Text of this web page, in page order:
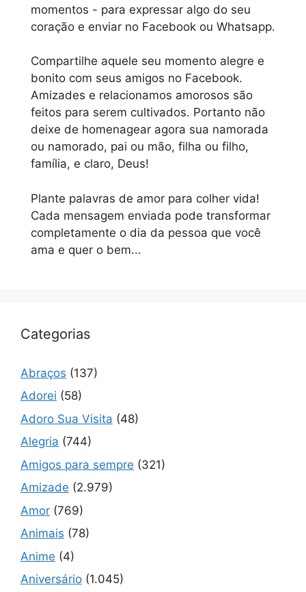
momentos - para expressar algo do seu
coração e enviar no Facebook ou Whatsapp.
Compartilhe aquele seu momento alegre e
bonito com seus amigos no Facebook.
Amizades e relacionamos amorosos são
feitos para serem cultivados. Portanto não
deixe de homenagear agora sua namorada
ou namorado, pai ou mão, filha ou filho,
família, e claro, Deus!
Plante palavras de amor para colher vida!
Cada mensagem enviada pode transformar
completamente o dia da pessoa que você
ama e quer o bem...
Categorias
Abraços (137)
Adorei (58)
Adoro Sua Visita (48)
Alegria (744)
Amigos para sempre (321)
Amizade (2.979)
Amor (769)
Animais (78)
Anime (4)
Aniversário (1.045)